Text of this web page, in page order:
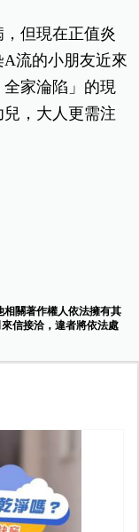
但現在正值炎
流的小朋友近來
家淪陷」的現
，大人更需注
關著作權人依法擁有其
信接洽，違者將依法處